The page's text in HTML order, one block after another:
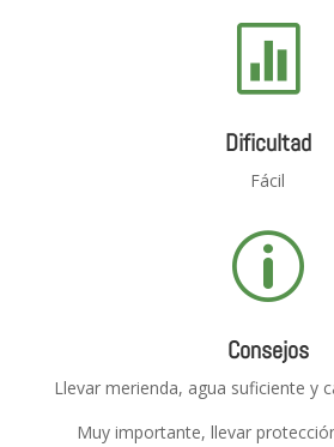

Dificultad
Fácil
p
Consejos
Llevar merienda, agua suficiente y
Muy importante, llevar